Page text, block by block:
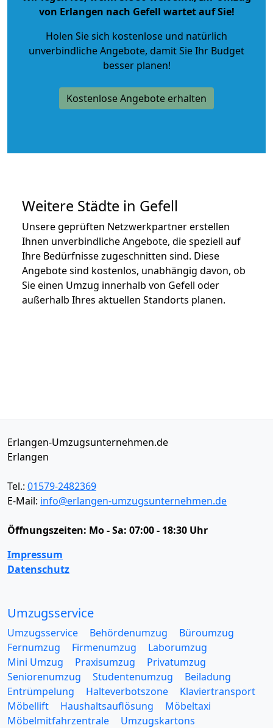
von Erlangen nach Gefell wartet auf Sie!
Holen Sie sich kostenlose und natürlich
unverbindliche Angebote, damit Sie Ihr Budget
besser planen!
Kostenlose Angebote erhalten
Weitere Städte in Gefell
Unsere geprüften Netzwerkpartner erstellen
Ihnen unverbindliche Angebote, die speziell auf
Ihre Bedürfnisse zugeschnitten sind. Diese
Angebote sind kostenlos, unabhängig davon, ob
Sie einen Umzug innerhalb von Gefell oder
außerhalb Ihres aktuellen Standorts planen.
Erlangen-Umzugsunternehmen.de
Erlangen
Tel.: 01579-2482369
E-Mail: info@erlangen-umzugsunternehmen.de
Öffnungszeiten: Mo - Sa: 07:00 - 18:30 Uhr
Impressum
Datenschutz
Umzugsservice
Umzugsservice Behördenumzug
Büroumzug
Fernumzug
Firmenumzug
Laborumzug
Mini Umzug
Praxisumzug
Privatumzug
Seniorenumzug
Studentenumzug
Beiladung
Entrümpelung
Halteverbotszone
Klaviertransport
Möbellift
Haushaltsauflösung
Möbeltaxi
Möbelmitfahrzentrale
Umzugskartons